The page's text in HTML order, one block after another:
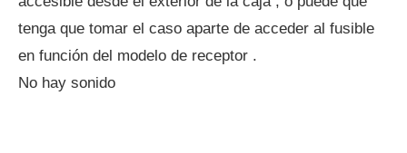
tenga que tomar el caso aparte de acceder al fusible
en función del modelo de receptor .
No hay sonido